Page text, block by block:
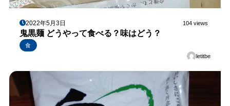
2022年5月3日 104 views
鬼黒麺 どうやって食べる？味はどう？
食
letitbe